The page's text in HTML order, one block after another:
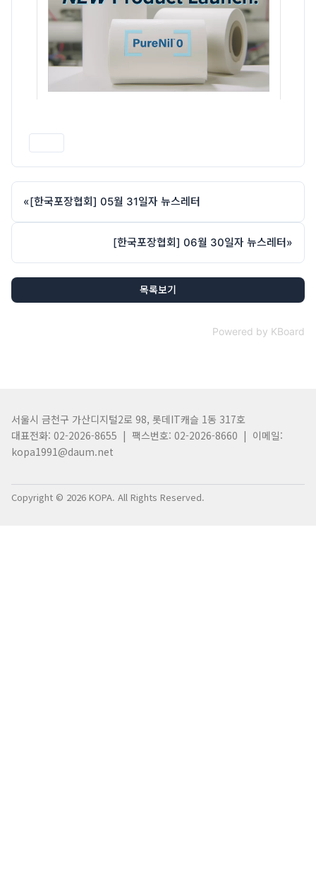
«[한국포장협회] 05월 31일자 뉴스레터
[한국포장협회] 06월 30일자 뉴스레터»
목록보기
Powered by KBoard
서울시 금천구 가산디지털2로 98, 롯데IT캐슬 1동 317호
대표전화: 02-2026-8655 | 팩스번호: 02-2026-8660 | 이메일:
kopa1991@daum.net
Copyright © 2026 KOPA. All Rights Reserved.